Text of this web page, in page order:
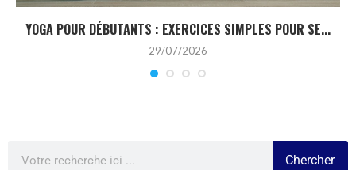
YOGA POUR DÉBUTANTS : EXERCICES SIMPLES POUR SE...
29/07/2026
Chercher